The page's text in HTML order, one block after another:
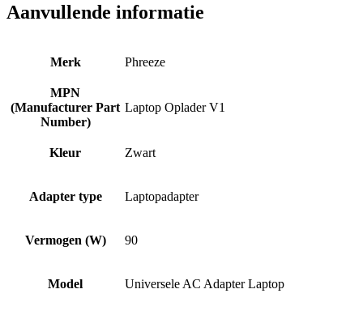
Aanvullende informatie
Merk Phreeze
MPN
(Manufacturer Part
Number)
Laptop Oplader V1
Kleur Zwart
Adapter type Laptopadapter
Vermogen (W) 90
Model Universele AC Adapter Laptop